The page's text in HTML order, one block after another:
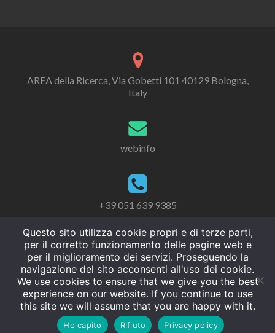
AREA della Ricerca, Via Gobetti 101 40129 Bologna,
Italy
webinfo
+39 051 639 9385
Questo sito utilizza cookie propri e di terze parti,
per il corretto funzionamento delle pagine web e
per il miglioramento dei servizi. Proseguendo la
navigazione del sito acconsenti all'uso dei cookie.
We use cookies to ensure that we give you the best
experience on our website. If you continue to use
this site we will assume that you are happy with it.
Ho capito Rifiuto Privacy policy